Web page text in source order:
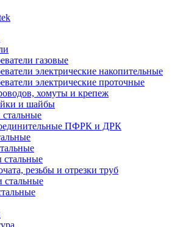
газовые
электрические накопительные
электрические проточные
хомуты и крепеж
и шайбы
ПФРК и ДРК
стальные
резьбы и отрезки труб
стальные